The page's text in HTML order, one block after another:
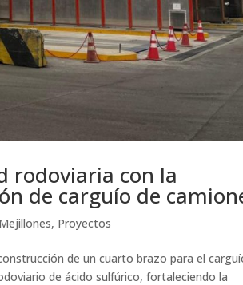
rodoviaria con la
de carguío de
, Proyectos
de un cuarto brazo para el
de ácido sulfúrico, fortaleciendo la